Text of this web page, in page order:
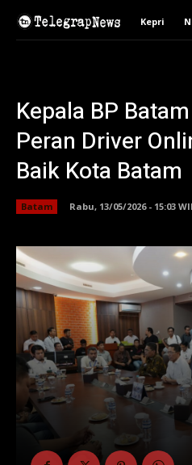
Kepri
Kepala BP
Peran Driver
Baik Kota Batam
Batam Rabu, 13/05/2026 - 15:03